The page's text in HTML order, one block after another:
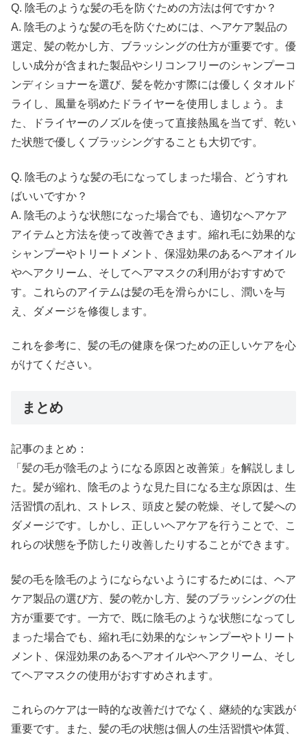
Q. 陰毛のような髪の毛を防ぐための方法は何ですか？
A. 陰毛のような髪の毛を防ぐためには、ヘアケア製品の
選定、髪の乾かし方、ブラッシングの仕方が重要です。優
しい成分が含まれた製品やシリコンフリーのシャンプーコ
ンディショナーを選び、髪を乾かす際には優しくタオルド
ライし、風量を弱めたドライヤーを使用しましょう。ま
た、ドライヤーのノズルを使って直接熱風を当てず、乾い
た状態で優しくブラッシングすることも大切です。
Q. 陰毛のような髪の毛になってしまった場合、どうすれ
ばいいですか？
A. 陰毛のような状態になった場合でも、適切なヘアケア
アイテムと方法を使って改善できます。縮れ毛に効果的な
シャンプーやトリートメント、保湿効果のあるヘアオイル
やヘアクリーム、そしてヘアマスクの利用がおすすめで
す。これらのアイテムは髪の毛を滑らかにし、潤いを与
え、ダメージを修復します。
これを参考に、髪の毛の健康を保つための正しいケアを心
がけてください。
まとめ
記事のまとめ：
「髪の毛が陰毛のようになる原因と改善策」を解説しまし
た。髪が縮れ、陰毛のような見た目になる主な原因は、生
活習慣の乱れ、ストレス、頭皮と髪の乾燥、そして髪への
ダメージです。しかし、正しいヘアケアを行うことで、こ
れらの状態を予防したり改善したりすることができます。
髪の毛を陰毛のようにならないようにするためには、ヘア
ケア製品の選び方、髪の乾かし方、髪のブラッシングの仕
方が重要です。一方で、既に陰毛のような状態になってし
まった場合でも、縮れ毛に効果的なシャンプーやトリート
メント、保湿効果のあるヘアオイルやヘアクリーム、そし
てヘアマスクの使用がおすすめされます。
これらのケアは一時的な改善だけでなく、継続的な実践が
重要です。また、髪の毛の状態は個人の生活習慣や体質、